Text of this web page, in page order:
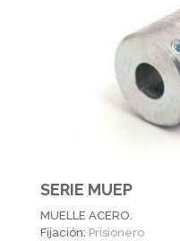
SERIE MUEP
MUELLE ACERO.
Fijación: Prisionero